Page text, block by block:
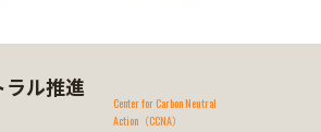
ル推進
Center for Carbon Neutral
Action（CCNA）